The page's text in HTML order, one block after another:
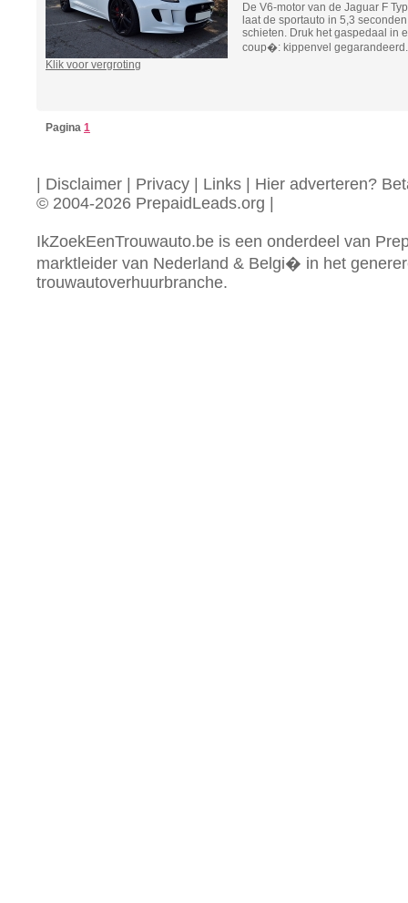
Klik voor vergroting
De V6-motor van de Jaguar F
laat de sportauto in 5,3
schieten. Druk het gaspedaal in
coup�: kippenvel gegarandeerd.
Pagina 1
Disclaimer Privacy Links
Hier adverteren?
© 2004-2026 PrepaidLeads.org
IkZoekEenTrouwauto.be is een onderdeel van
marktleider van Nederland & Belgi� in het
trouwautoverhuurbranche.